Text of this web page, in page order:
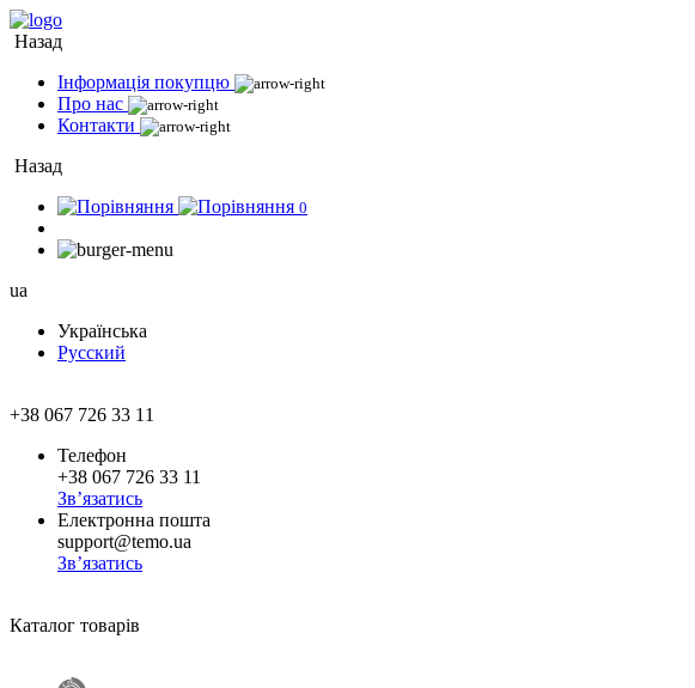
Назад
Інформація покупцю
Про нас
Контакти
Назад
0
ua
Українська
Русский
+38 067 726 33 11
Телефон
+38 067 726 33 11
Зв’язатись
Електронна пошта
support@temo.ua
Зв’язатись
Каталог товарів